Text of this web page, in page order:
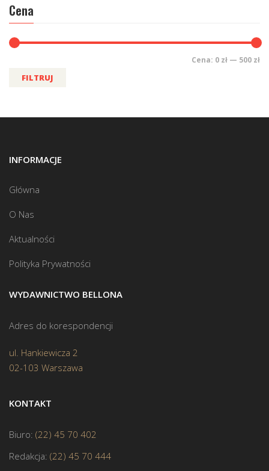
Cena
FILTRUJ
Cena: 0 zł — 500 zł
INFORMACJE
Główna
O Nas
Aktualności
Polityka Prywatności
WYDAWNICTWO BELLONA
Adres do korespondencji
ul. Hankiewicza 2
02-103 Warszawa
KONTAKT
Biuro: (22) 45 70 402
Redakcja: (22) 45 70 444